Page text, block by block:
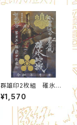
群雄印2枚組 碓氷峠
城 前田慶次・前田利家
(95,10)：北群馬甲冑工
房【群雄印】
¥1,570